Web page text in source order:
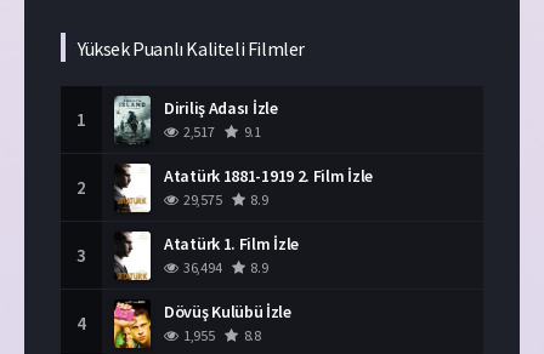
Yüksek Puanlı Kaliteli Filmler
1 Diriliş Adası İzle
2,517 9.1
2 Atatürk 1881-1919 2. Film İzle
29,575 8.9
3 Atatürk 1. Film İzle
36,494 8.9
4 Dövüş Kulübü İzle
1,955 8.8